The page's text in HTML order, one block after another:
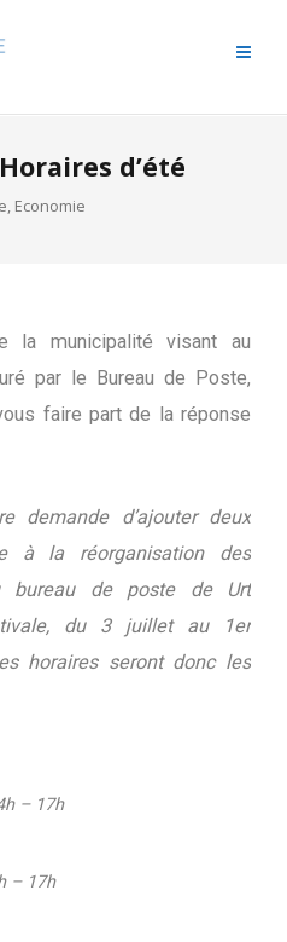
Horaires d’été
, Economie
la municipalité visant au
par le Bureau de Poste,
faire part de la réponse
demande d’ajouter deux
à la réorganisation des
bureau de poste de Urt
du 3 juillet au 1er
horaires seront donc les
– 17h
– 17h